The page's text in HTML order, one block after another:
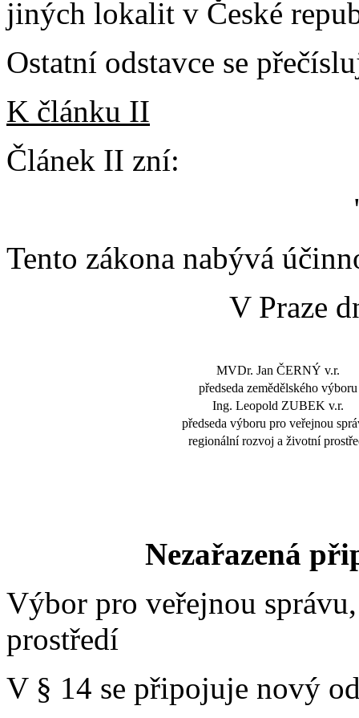
jiných lokalit v České
Ostatní odstavce se
K článku II
Článek II zní:
Tento zákona nabývá
V Praze
MVDr. Jan ČERNÝ v.r.
předseda zemědělského výboru
Ing. Leopold ZUBEK v.r.
předseda výboru pro veřejnou
regionální rozvoj a životní
Nezařazená
Výbor pro veřejnou
prostředí
V § 14 se připojuje nový